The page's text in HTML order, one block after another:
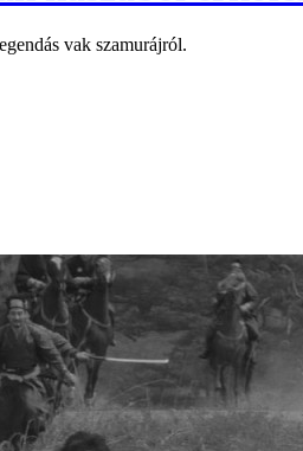
vak szamurájról.